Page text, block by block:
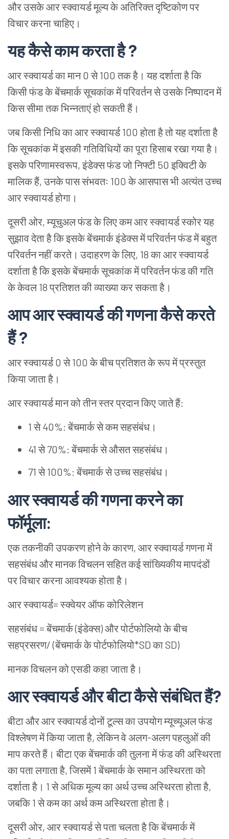
और उसके आर स्क्वायर्ड मूल्य के अतिरिक्त दृष्टिकोण पर
विचार करना चाहिए।
यह कैसे काम करता है ?
आर स्क्वायर्ड का मान 0 से 100 तक है। यह दर्शाता है कि
किसी फंड के बेंचमार्क सूचकांक में परिवर्तन से उसके निष्पादन में
किस सीमा तक भिन्नताएं हो सकती हैं।
जब किसी निधि का आर स्क्वायर्ड 100 होता है तो यह दर्शाता है
कि सूचकांक में इसकी गतिविधियों का पूरा हिसाब रखा गया है।
इसके परिणामस्वरूप, इंडेक्स फंड जो निफ्टी 50 इक्विटी के
मालिक हैं, उनके पास संभवतः 100 के आसपास भी अत्यंत उच्च
आर स्क्वायर्ड होगा।
दूसरी ओर, म्यूचुअल फंड के लिए कम आर स्क्वायर्ड स्कोर यह
सुझाव देता है कि इसके बेंचमार्क इंडेक्स में परिवर्तन फंड में बहुत
परिवर्तन नहीं करते। उदाहरण के लिए, 18 का आर स्क्वायर्ड
दर्शाता है कि इसके बेंचमार्क सूचकांक में परिवर्तन फंड की गति
के केवल 18 प्रतिशत की व्याख्या कर सकता है।
आप आर स्क्वायर्ड की गणना कैसे करते
हैं ?
आर स्क्वायर्ड 0 से 100 के बीच प्रतिशत के रूप में प्रस्तुत
किया जाता है।
आर स्क्वायर्ड मान को तीन स्तर प्रदान किए जाते हैं:
1 से 40%: बेंचमार्क से कम सहसंबंध।
41 से 70%: बेंचमार्क से औसत सहसंबंध।
71 से 100%: बेंचमार्क से उच्च सहसंबंध।
आर स्क्वायर्ड की गणना करने का
फॉर्मूला:
एक तकनीकी उपकरण होने के कारण, आर स्क्वायर्ड गणना में
सहसंबंध और मानक विचलन सहित कई सांख्यिकीय मापदंडों
पर विचार करना आवश्यक होता है।
आर स्क्वायर्ड= स्क्वेयर ऑफ कोरिलेशन
सहसंबंध = बेंचमार्क (इंडेक्स) और पोर्टफोलियो के बीच
सहप्रसरण/ (बेंचमार्क के पोर्टफोलियो*SD का SD)
मानक विचलन को एसडी कहा जाता है।
आर स्क्वायर्ड और बीटा कैसे संबंधित हैं?
बीटा और आर स्क्वायर्ड दोनों टूल्स का उपयोग म्यूच्यूअल फंड
विश्लेषण में किया जाता है, लेकिन वे अलग-अलग पहलुओं की
माप करते हैं। बीटा एक बेंचमार्क की तुलना में फंड की अस्थिरता
का पता लगाता है, जिसमें 1 बेंचमार्क के समान अस्थिरता को
दर्शाता है। 1 से अधिक मूल्य का अर्थ उच्च अस्थिरता होता है,
जबकि 1 से कम का अर्थ कम अस्थिरता होता है।
दूसरी ओर, आर स्क्वायर्ड से पता चलता है कि बेंचमार्क में